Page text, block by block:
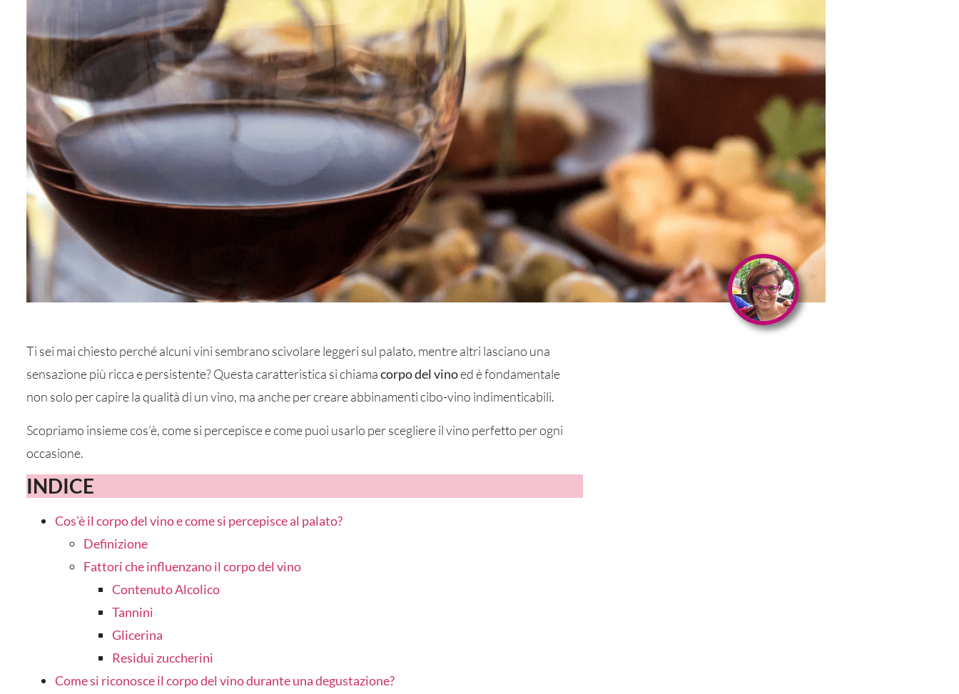
Ti sei mai chiesto perché alcuni vini sembrano scivolare leggeri sul palato, mentre altri lasciano una
sensazione più ricca e persistente? Questa caratteristica si chiamacorpo del vinoed è fondamentale
non solo per capire la qualità di un vino, ma anche per creare abbinamenti cibo-vino indimenticabili.
Scopriamo insieme cos’è, come si percepisce e come puoi usarlo per scegliere il vino perfetto per ogni
occasione.
INDICE
Cos’è il corpo del vino e come si percepisce al palato?
Definizione
Fattori che influenzano il corpo del vino
Contenuto Alcolico
Tannini
Glicerina
Residui zuccherini
Come si riconosce il corpo del vino durante una degustazione?